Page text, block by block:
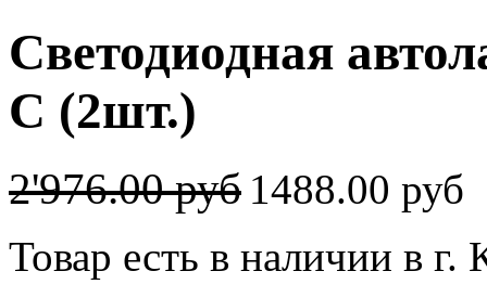
Светодиодная
C (2шт.)
2'976.00 руб 1488.00 руб
Товар есть в наличии в г.